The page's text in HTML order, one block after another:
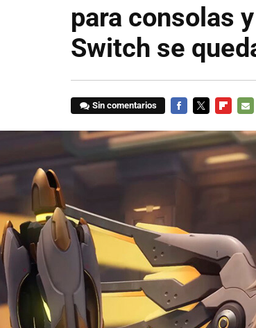
para consolas
Switch se
Sin comentarios